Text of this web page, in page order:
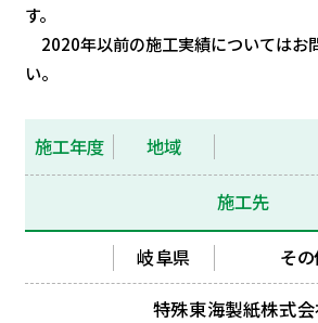
す。
2020年以前の施工実績についてはお
い。
施工年度 地域
施工先
岐阜県
そ
特殊東海製紙株式